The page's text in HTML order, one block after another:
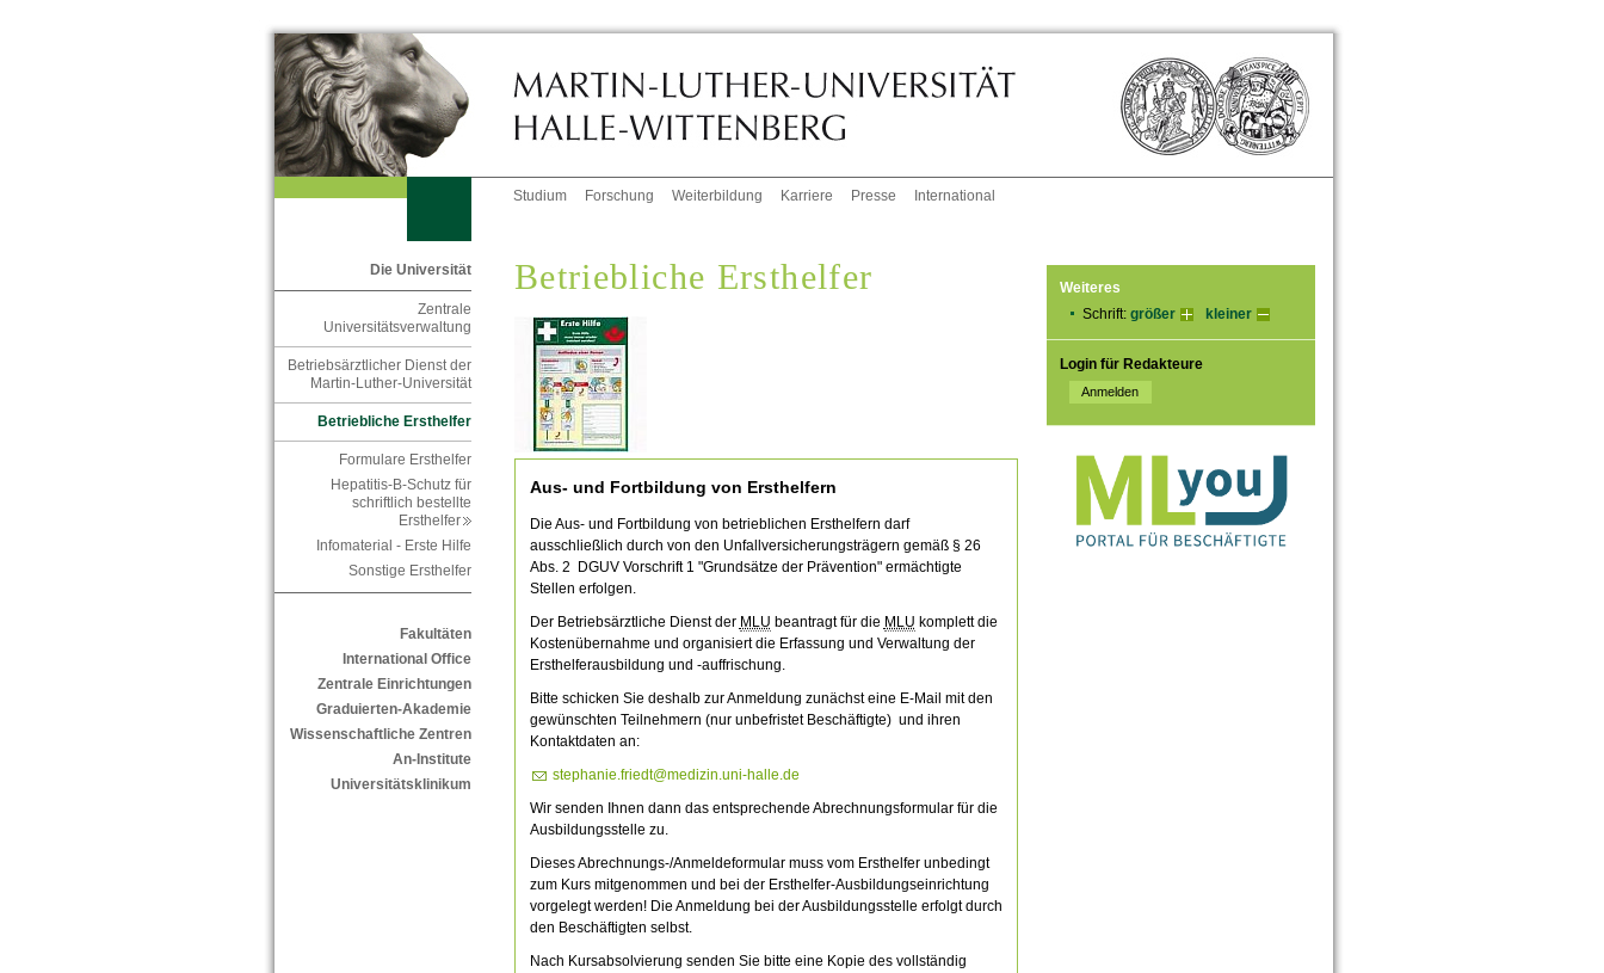
Studium Forschung Weiterbildung Karriere Presse International
Die Universität
Zentrale
Universitätsverwaltung
Betriebsärztlicher Dienst der
Martin-Luther-Universität
Betriebliche Ersthelfer
Formulare Ersthelfer
Hepatitis-B-Schutz für
schriftlich bestellte
Ersthelfer
Infomaterial - Erste Hilfe
Sonstige Ersthelfer
Fakultäten
International Office
Zentrale Einrichtungen
Graduierten-Akademie
Wissenschaftliche Zentren
An-Institute
Universitätsklinikum
Weiteres
Schrift: größer kleiner
Login für Redakteure
Betriebliche Ersthelfer
Aus- und Fortbildung von Ersthelfern
Die Aus- und Fortbildung von betrieblichen Ersthelfern darf
ausschließlich durch von den Unfallversicherungsträgern gemäß § 26
Abs. 2 DGUV Vorschrift 1 "Grundsätze der Prävention" ermächtigte
Stellen erfolgen.
Der Betriebsärztliche Dienst der MLU beantragt für die MLU komplett die
Kostenübernahme und organisiert die Erfassung und Verwaltung der
Ersthelferausbildung und -auffrischung.
Bitte schicken Sie deshalb zur Anmeldung zunächst eine E-Mail mit den
gewünschten Teilnehmern (nur unbefristet Beschäftigte) und ihren
Kontaktdaten an:
stephanie.friedt@medizin.uni-halle.de
Wir senden Ihnen dann das entsprechende Abrechnungsformular für die
Ausbildungsstelle zu.
Dieses Abrechnungs-/Anmeldeformular muss vom Ersthelfer unbedingt
zum Kurs mitgenommen und bei der Ersthelfer-Ausbildungseinrichtung
vorgelegt werden! Die Anmeldung bei der Ausbildungsstelle erfolgt durch
den Beschäftigten selbst.
Nach Kursabsolvierung senden Sie bitte eine Kopie des vollständig